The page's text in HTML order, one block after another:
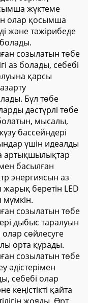
жүктеме
олар қосымша
және тәжірибеде
болады.
созылатын төбе
аз болады, себебі
қарсы
Бұл төбе
дәстүрлі төбе
мысалы,
бассейндері
үшін идеалды
артықшылықтар
басылған
энергиясын аз
беретін LED
созылатын төбе
дыбыс таралуын
сөйлесуге
орта құрады.
созылатын төбе
әдістерімен
себебі олар
қайта